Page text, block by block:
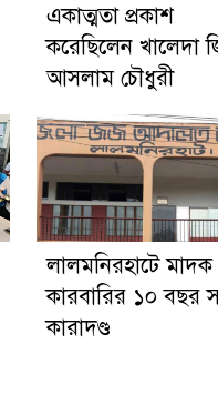
একাত্মতা প্রকাশ
করেছিলেন খালেদা
আসলাম চৌধুরী
লালমনিরহাটে মাদক
কারবারির ১০ বছর
কারাদণ্ড